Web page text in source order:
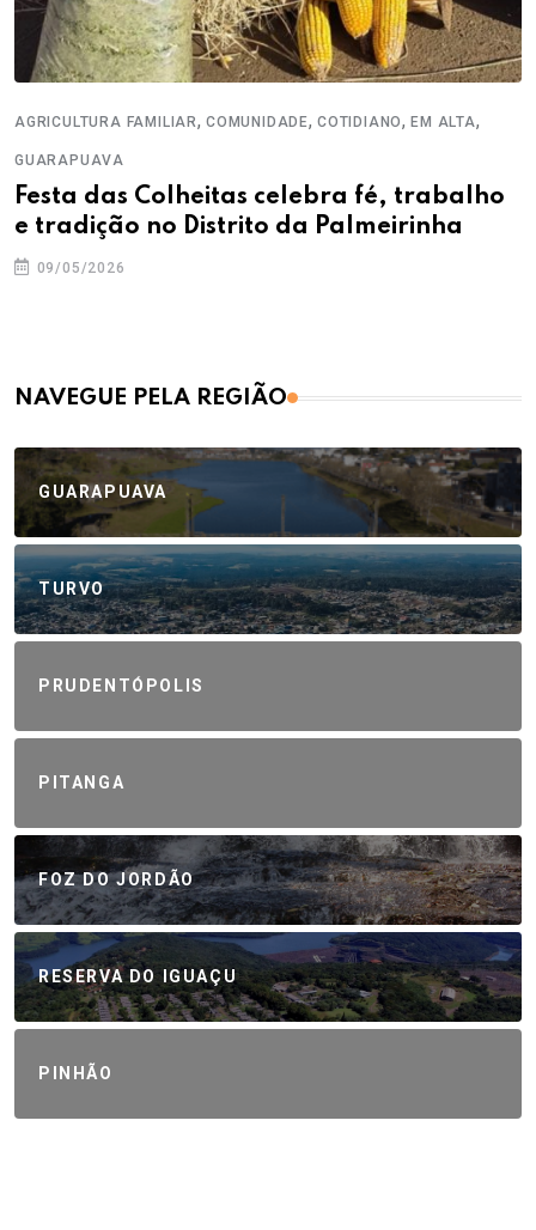
AGRICULTURA FAMILIAR, COMUNIDADE, COTIDIANO,EM ALTA,
GUARAPUAVA
Festa das Colheitas celebra fé, trabalho
e tradição no Distrito da Palmeirinha
09/05/2026
NAVEGUE PELA REGIÃO
GUARAPUAVA
TURVO
PRUDENTÓPOLIS
PITANGA
FOZ DO JORDÃO
RESERVA DO IGUAÇU
PINHÃO